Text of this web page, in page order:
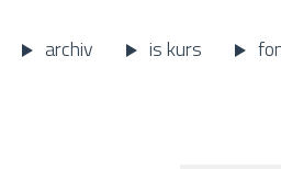
archiv is kurs